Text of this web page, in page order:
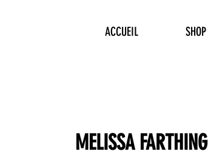
ACCUEIL SHOP
MELISSA FARTHING